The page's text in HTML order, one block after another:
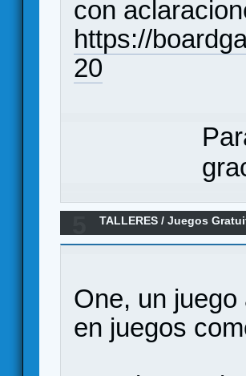
con
https://
20
TALLERES /Juegos
One, un
en juegos